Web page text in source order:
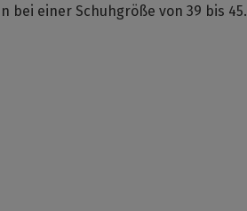
bei einer Schuhgröße von 39 bis 45.